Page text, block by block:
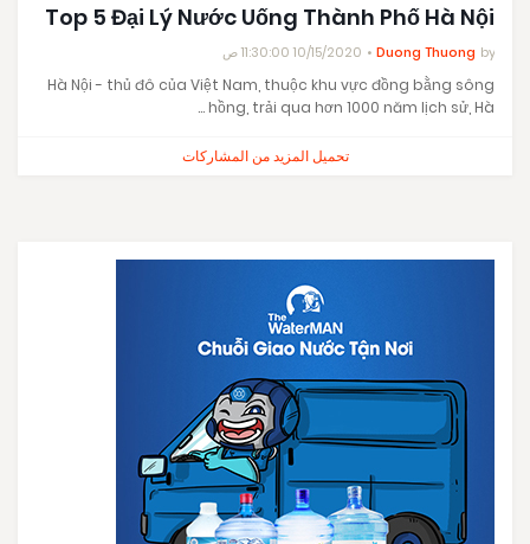
Top 5 Đại Lý Nước Uống Thành Phố Hà Nội
by
Duong Thuong 10/15/2020 11:30:00 ص
Hà Nội - thủ đô của Việt Nam, thuộc khu vực đồng bằng sông
hồng, trải qua hơn 1000 năm lịch sử, Hà …
تحميل المزيد من المشاركات